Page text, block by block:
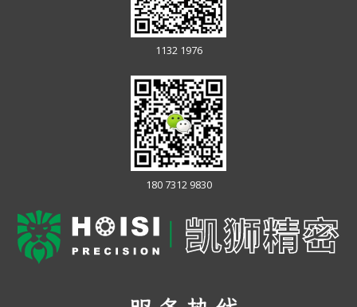
1132 1976
180 7312 9830